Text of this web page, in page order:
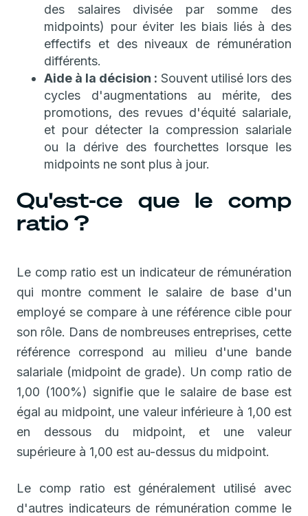
des salaires divisée par somme des
midpoints) pour éviter les biais liés à des
effectifs et des niveaux de rémunération
différents.
Aide à la décision : Souvent utilisé lors des
cycles d'augmentations au mérite, des
promotions, des revues d'équité salariale,
et pour détecter la compression salariale
ou la dérive des fourchettes lorsque les
midpoints ne sont plus à jour.
Qu'est-ce que le comp
ratio ?
Le comp ratio est un indicateur de rémunération
qui montre comment le salaire de base d'un
employé se compare à une référence cible pour
son rôle. Dans de nombreuses entreprises, cette
référence correspond au milieu d'une bande
salariale (midpoint de grade). Un comp ratio de
1,00 (100%) signifie que le salaire de base est
égal au midpoint, une valeur inférieure à 1,00 est
en dessous du midpoint, et une valeur
supérieure à 1,00 est au-dessus du midpoint.
Le comp ratio est généralement utilisé avec
d'autres indicateurs de rémunération comme le